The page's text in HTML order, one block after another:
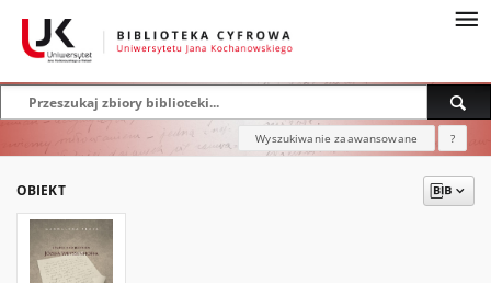
Wyszukiwanie zaawansowane ?
OBIEKT